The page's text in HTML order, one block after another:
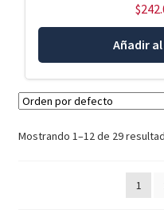
$
Añadir
Mostrando 1–12 de 29
1